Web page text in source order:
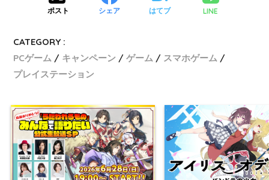
ポスト シェア はてブ LINE
CATEGORY :
PCゲーム
キャンペーン ゲーム
スマホゲーム
プレイステーション